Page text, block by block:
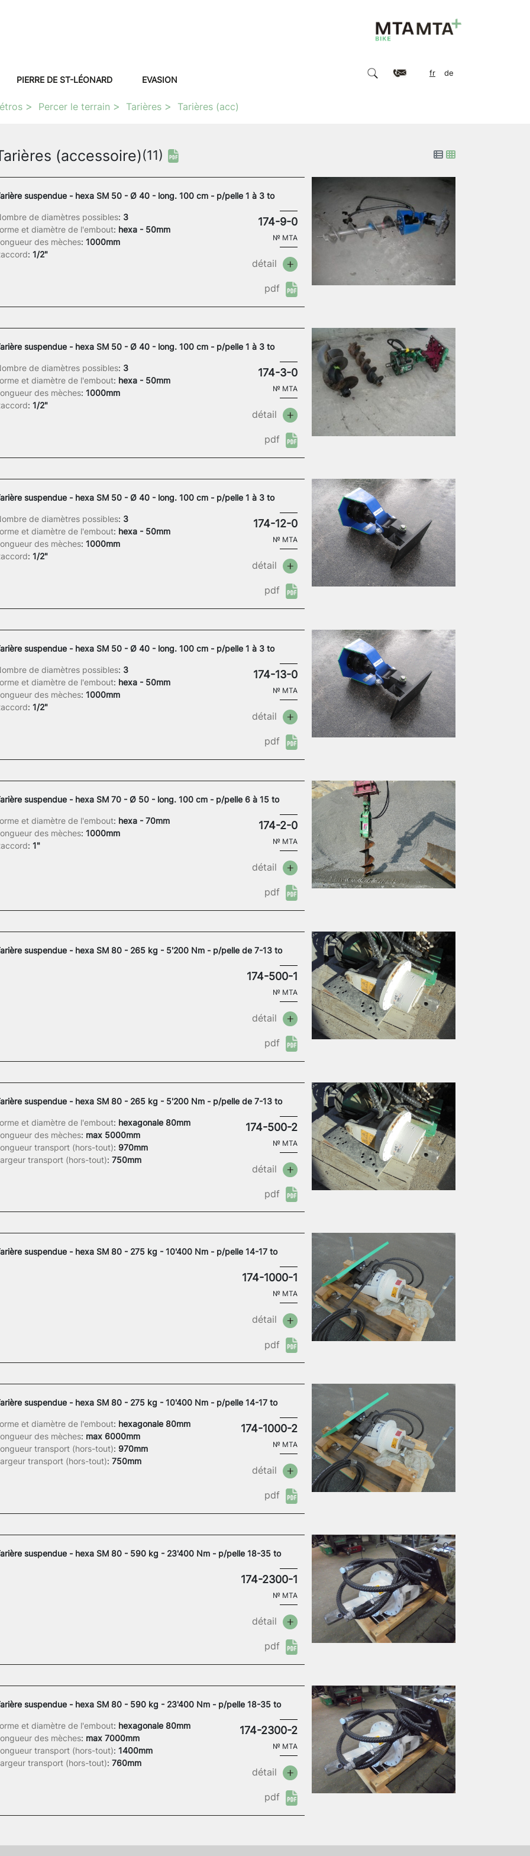
PIERRE DE ST-LÉONARD EVASION
fr de
Percer le terrain Tarières Tarières (acc)
(accessoire)(11)
suspendue - hexa SM 50 - Ø 40 - long. 100 cm - p/pelle 1 à 3 to
de diamètres possibles: 3
et diamètre de l'embout: hexa - 50mm
des mèches: 1000mm
: 1/2"
174-9-0
№ MTA
détail
pdf
suspendue - hexa SM 50 - Ø 40 - long. 100 cm - p/pelle 1 à 3 to
de diamètres possibles: 3
et diamètre de l'embout: hexa - 50mm
des mèches: 1000mm
: 1/2"
174-3-0
№ MTA
détail
pdf
suspendue - hexa SM 50 - Ø 40 - long. 100 cm - p/pelle 1 à 3 to
de diamètres possibles: 3
et diamètre de l'embout: hexa - 50mm
des mèches: 1000mm
: 1/2"
174-12-0
№ MTA
détail
pdf
suspendue - hexa SM 50 - Ø 40 - long. 100 cm - p/pelle 1 à 3 to
de diamètres possibles: 3
et diamètre de l'embout: hexa - 50mm
des mèches: 1000mm
: 1/2"
174-13-0
№ MTA
détail
pdf
suspendue - hexa SM 70 - Ø 50 - long. 100 cm - p/pelle 6 à 15 to
et diamètre de l'embout: hexa - 70mm
des mèches: 1000mm
: 1"
174-2-0
№ MTA
détail
pdf
suspendue - hexa SM 80 - 265 kg - 5'200 Nm - p/pelle de 7-13 to
174-500-1
№ MTA
détail
pdf
suspendue - hexa SM 80 - 265 kg - 5'200 Nm - p/pelle de 7-13 to
et diamètre de l'embout: hexagonale 80mm
des mèches: max 5000mm
transport (hors-tout): 970mm
transport (hors-tout): 750mm
174-500-2
№ MTA
détail
pdf
suspendue - hexa SM 80 - 275 kg - 10'400 Nm - p/pelle 14-17 to
174-1000-1
№ MTA
détail
pdf
suspendue - hexa SM 80 - 275 kg - 10'400 Nm - p/pelle 14-17 to
et diamètre de l'embout: hexagonale 80mm
des mèches: max 6000mm
transport (hors-tout): 970mm
transport (hors-tout): 750mm
174-1000-2
№ MTA
détail
pdf
suspendue - hexa SM 80 - 590 kg - 23'400 Nm - p/pelle 18-35 to
174-2300-1
№ MTA
détail
pdf
suspendue - hexa SM 80 - 590 kg - 23'400 Nm - p/pelle 18-35 to
et diamètre de l'embout: hexagonale 80mm
des mèches: max 7000mm
transport (hors-tout): 1400mm
transport (hors-tout): 760mm
174-2300-2
№ MTA
détail
pdf